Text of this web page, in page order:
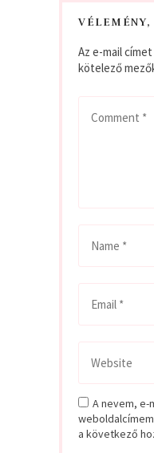
Az e-mail
kötelező
A nevem, e-
a következő